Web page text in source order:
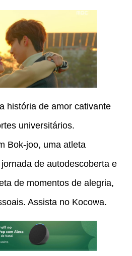
história de amor cativante
universitários.
Bok-joo, uma atleta
de autodescoberta e
de momentos de alegria,
Assista no Kocowa.